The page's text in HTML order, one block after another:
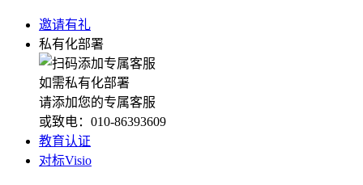
邀请有礼
私有化部署
如需私有化部署
请添加您的专属客服
或致电：010-86393609
教育认证
对标Visio